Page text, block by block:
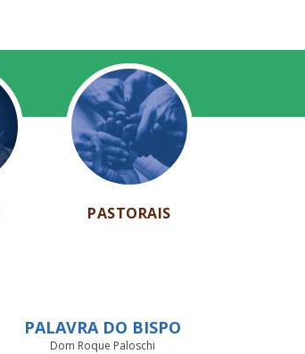
PASTORAIS
PALAVRA DO BISPO
Dom Roque Paloschi